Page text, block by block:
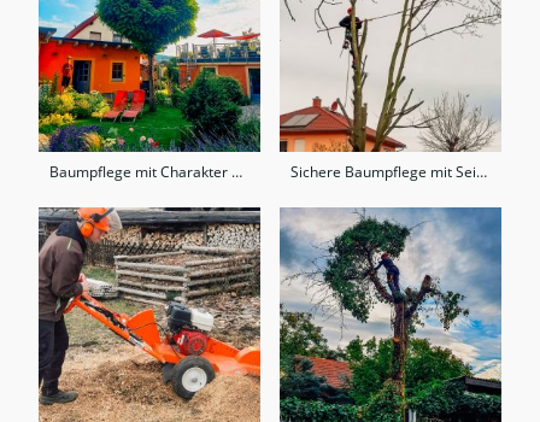
Baumpflege mit Charakter – Formschnitt für besondere Akzente im Garten Sichere Baumpflege mit Seilklettertechnik – präzise und baumschonend